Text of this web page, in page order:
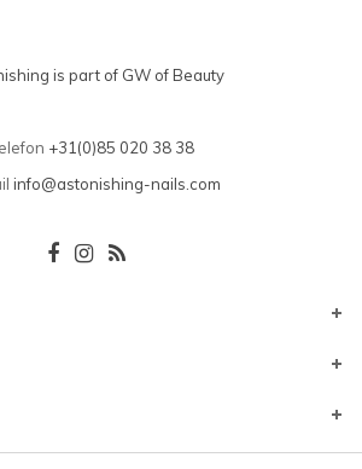
is part of GW of Beauty
+31(0)85 020 38 38
info@astonishing-nails.com